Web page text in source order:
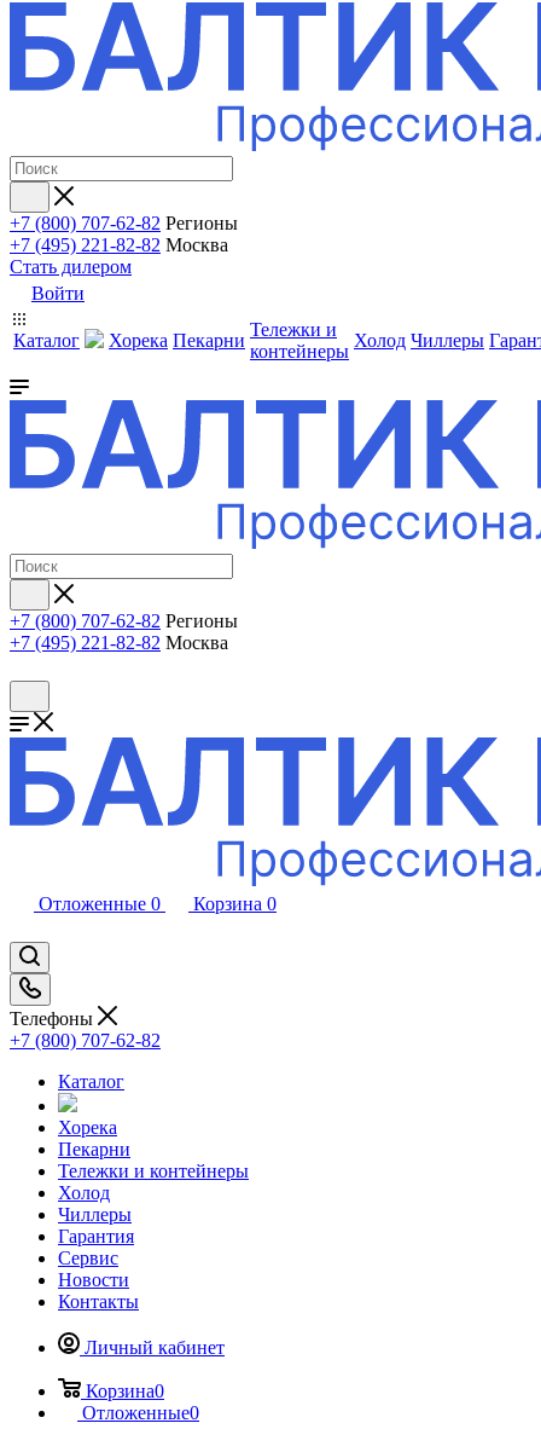
+7 (800) 707-62-82 Регионы
+7 (495) 221-82-82 Москва
Стать дилером
Войти
Каталог Хорека Пекарни
Тележки и
контейнеры
Холод Чиллеры
+7 (800) 707-62-82 Регионы
+7 (495) 221-82-82 Москва
Отложенные 0 Корзина 0
Телефоны
+7 (800) 707-62-82
Каталог
Хорека
Пекарни
Тележки и контейнеры
Холод
Чиллеры
Гарантия
Сервис
Новости
Контакты
Личный кабинет
Корзина0
Отложенные0